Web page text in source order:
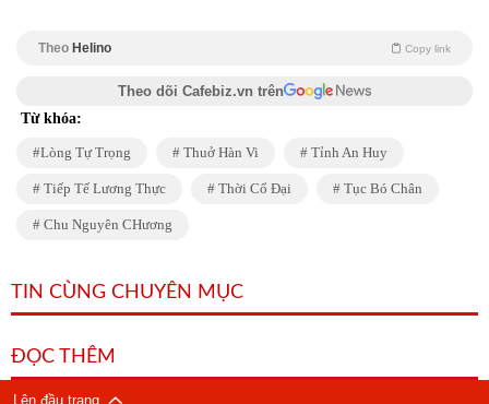
Theo Helino Copy link
Theo dõi Cafebiz.vn trên
Từ khóa:
Lòng Tự Trọng Thuở Hàn Vi Tỉnh An Huy
Tiếp Tế Lương Thực Thời Cổ Đại Tục Bó Chân
Chu Nguyên CHương
TIN CÙNG CHUYÊN MỤC
ĐỌC THÊM
Lên đầu trang